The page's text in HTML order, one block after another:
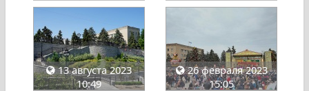
13 августа 2023
10:49
26 февраля 2023
15:05